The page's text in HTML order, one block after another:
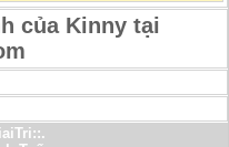
của Kinny tại